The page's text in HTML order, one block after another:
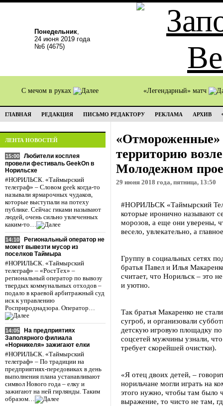
Понедельник,
24 июня 2019 года
№6 (4675)
С мечом в руках «Легендарный» матч
ГЛАВНАЯ РЕДАКЦИЯ ПИСЬМО РЕДАКТОРУ РЕКЛАМА АРХИВ
ЛЕНТА НОВОСТЕЙ
15:00
Любители косплея
провели фестиваль GeekOn в
Норильске
#НОРИЛЬСК. «Таймырский
телеграф» – Словом geek когда-то
называли ярмарочных чудаков,
которые выступали на потеху
публике. Сейчас гиками называют
людей, очень сильно увлеченных
каким-то…
14:10
Региональный оператор не
может вывезти мусор из
поселков Таймыра
#НОРИЛЬСК. «Таймырский
телеграф» – «РостТех» –
региональный оператор по вывозу
твердых коммунальных отходов –
подало в краевой арбитражный суд
иск к управлению
Росприроднадзора. Оператор…
14:05
На предприятиях
Заполярного филиала
«Норникеля» зажигают елки
#НОРИЛЬСК. «Таймырский
телеграф» – По традиции на
предприятиях-передовиках в день
выполнения плана устанавливают
символ Нового года – елку и
зажигают на ней гирлянды. Таким
образом…
«Отмороженные»
территорию
Молодежном
29 июня 2018 года, пятница, 13:50
#НОРИЛЬСК «Таймырский
которые иронично называют
морозов, а еще они уверены,
весело, увлекательно, а
Группу в социальных сетях
братья Павел и Илья
считает, что Норильск – это
и уютно.
Так братья Макаренко не
сугроб, и организовали
детскую игровую площадку
соцсетей мужчины узнали,
требует скорейшей очистки).
«Я отец двоих детей, –
норильчане могли играть на
этого нужно, чтобы там было
выражение, то чисто не там,